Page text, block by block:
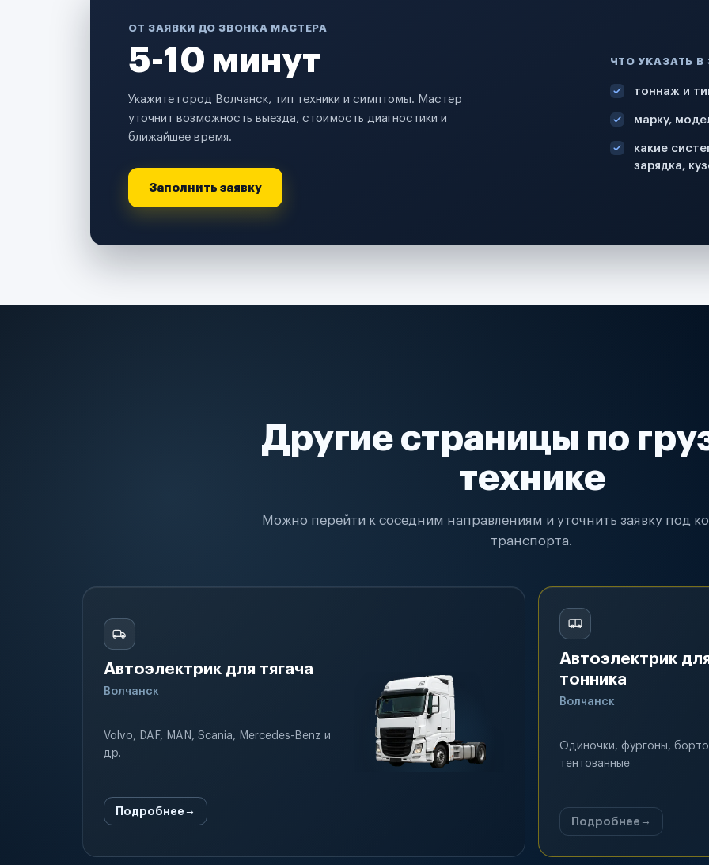
ОТ ЗАЯВКИ ДО ЗВОНКА МАСТЕРА
5-10 минут
Укажите город Волчанск, тип техники и симптомы. Мастер
уточнит возможность выезда, стоимость диагностики и
ближайшее время.
Заполнить заявку
ЧТО УКАЗАТЬ В
тоннаж и
марку,
какие
зарядка,
Другие страницы по
технике
Можно перейти к соседним направлениям и уточнить заявку под
транспорта.
Автоэлектрик для тягача
Волчанск
Volvo, DAF, MAN, Scania, Mercedes-Benz и
др.
Подробнее
Автоэлектрик
тонника
Волчанск
Одиночки, фургоны,
тентованные
Подробнее